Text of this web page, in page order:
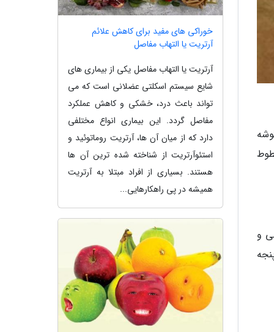
و
خوراکی های مفید برای کاهش علائم
آرتریت یا التهاب مفاصل
آرتریت یا التهاب مفاصل یکی از بیماری های
شایع سیستم اسکلتی عضلانی است که می
تواند باعث درد، خشکی و کاهش عملکرد
مفاصل گردد. این بیماری انواع مختلفی
دارد که از میان آن ها، آرتریت روماتوئید و
استئوآرتریت از شناخته شده ترین آن ها
هستند. بسیاری از افراد مبتلا به آرتریت
همیشه در پی راهکارهایی...